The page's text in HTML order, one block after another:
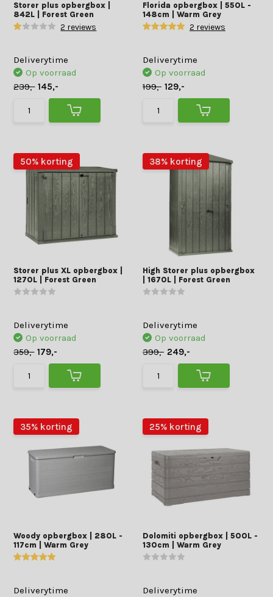
Storer plus opbergbox |
842L | Forest Green
2 reviews
Deliverytime
Op voorraad
239,- 145,-
Florida opbergbox | 550L -
148cm | Warm Grey
2 reviews
Deliverytime
Op voorraad
199,- 129,-
50% korting
Storer plus XL opbergbox |
1270L | Forest Green
Deliverytime
Op voorraad
359,- 179,-
38% korting
High Storer plus opbergbox
| 1670L | Forest Green
Deliverytime
Op voorraad
399,- 249,-
35% korting
Woody opbergbox | 280L -
117cm | Warm Grey
Deliverytime
25% korting
Dolomiti opbergbox | 500L -
130cm | Warm Grey
Deliverytime